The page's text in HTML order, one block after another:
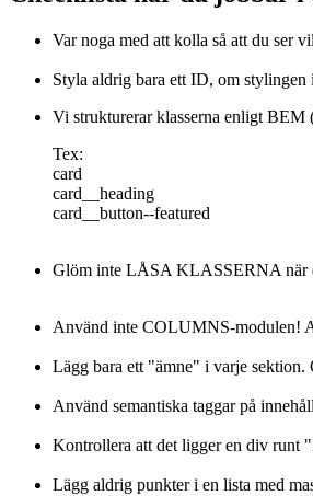
Var noga med att kolla så att du ser
Styla aldrig bara ett ID, om
Vi strukturerar klasserna enligt
Tex:
card
card__heading
card__button--featured
Glöm inte LÅSA KLASSERNA när
Använd inte COLUMNS-modulen!
Lägg bara ett "ämne" i varje
Använd semantiska taggar på
Kontrollera att det ligger en div
Lägg aldrig punkter i en lista med